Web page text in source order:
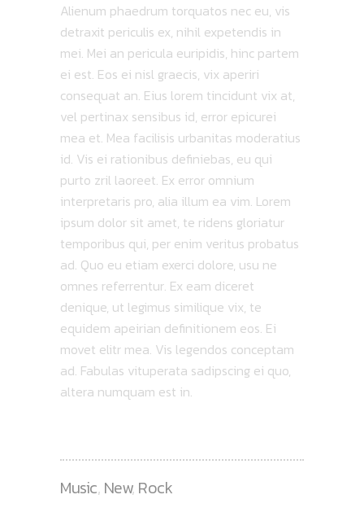
Alienum phaedrum torquatos nec eu, vis
detraxit periculis ex, nihil expetendis in
mei. Mei an pericula euripidis, hinc partem
ei est. Eos ei nisl graecis, vix aperiri
consequat an. Eius lorem tincidunt vix at,
vel pertinax sensibus id, error epicurei
mea et. Mea facilisis urbanitas moderatius
id. Vis ei rationibus definiebas, eu qui
purto zril laoreet. Ex error omnium
interpretaris pro, alia illum ea vim. Lorem
ipsum dolor sit amet, te ridens gloriatur
temporibus qui, per enim veritus probatus
ad. Quo eu etiam exerci dolore, usu ne
omnes referrentur. Ex eam diceret
denique, ut legimus similique vix, te
equidem apeirian definitionem eos. Ei
movet elitr mea. Vis legendos conceptam
ad. Fabulas vituperata sadipscing ei quo,
altera numquam est in.
Music, New, Rock